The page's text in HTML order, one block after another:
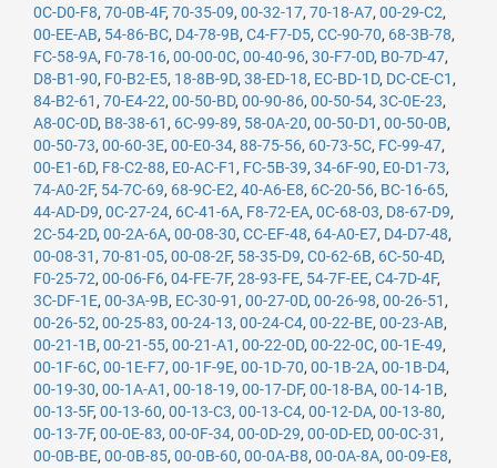
0C-D0-F8, 70-0B-4F, 70-35-09, 00-32-17, 70-18-A7, 00-29-C2,
00-EE-AB, 54-86-BC, D4-78-9B, C4-F7-D5, CC-90-70, 68-3B-78,
FC-58-9A, F0-78-16, 00-00-0C, 00-40-96, 30-F7-0D, B0-7D-47,
D8-B1-90, F0-B2-E5, 18-8B-9D, 38-ED-18, EC-BD-1D, DC-CE-C1 ,
84-B2-61 , 70-E4-22, 00-50-BD, 00-90-86, 00-50-54, 3C-0E-23,
A8-0C-0D, B8-38-61 , 6C-99-89, 58-0A-20, 00-50-D1 , 00-50-0B,
00-50-73, 00-60-3E, 00-E0-34, 88-75-56, 60-73-5C, FC-99-47,
00-E1-6D, F8-C2-88, E0-AC-F1 , FC-5B-39, 34-6F-90, E0-D1-73,
74-A0-2F, 54-7C-69, 68-9C-E2, 40-A6-E8, 6C-20-56, BC-16-65,
44-AD-D9, 0C-27-24, 6C-41-6A, F8-72-EA, 0C-68-03, D8-67-D9,
2C-54-2D, 00-2A-6A, 00-08-30, CC-EF-48, 64-A0-E7, D4-D7-48,
00-08-31 , 70-81-05, 00-08-2F, 58-35-D9, C0-62-6B, 6C-50-4D,
F0-25-72, 00-06-F6, 04-FE-7F, 28-93-FE, 54-7F-EE, C4-7D-4F,
3C-DF-1E, 00-3A-9B, EC-30-91 , 00-27-0D, 00-26-98, 00-26-51 ,
00-26-52, 00-25-83, 00-24-13, 00-24-C4, 00-22-BE, 00-23-AB,
00-21-1B, 00-21-55, 00-21-A1 , 00-22-0D, 00-22-0C, 00-1E-49,
00-1F-6C, 00-1E-F7, 00-1F-9E, 00-1D-70, 00-1B-2A, 00-1B-D4,
00-19-30, 00-1A-A1 , 00-18-19, 00-17-DF, 00-18-BA, 00-14-1B,
00-13-5F, 00-13-60, 00-13-C3, 00-13-C4, 00-12-DA, 00-13-80,
00-13-7F, 00-0E-83, 00-0F-34, 00-0D-29, 00-0D-ED, 00-0C-31 ,
00-0B-BE, 00-0B-85, 00-0B-60, 00-0A-B8, 00-0A-8A, 00-09-E8,